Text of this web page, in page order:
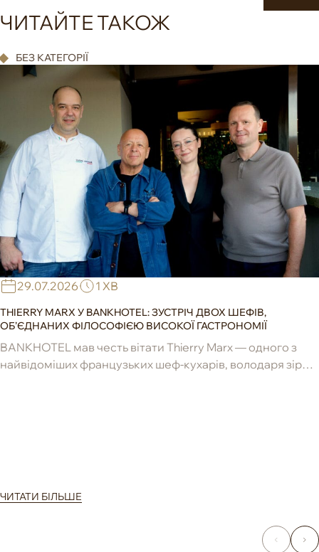
ЧИТАЙТЕ ТАКОЖ
БЕЗ КАТЕГОРІЇ
29.07.2026 1 ХВ
THIERRY MARX У BANKHOTEL: ЗУСТРІЧ ДВОХ ШЕФІВ,
ОБ’ЄДНАНИХ ФІЛОСОФІЄЮ ВИСОКОЇ ГАСТРОНОМІЇ
BANKHOTEL мав честь вітати Thierry Marx — одного з
найвідоміших французьких шеф-кухарів, володаря зірок
ЧИТАТИ БІЛЬШЕ